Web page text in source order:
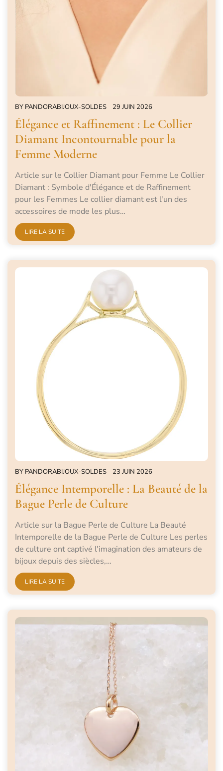
BY PANDORABIJOUX-SOLDES 29 JUIN 2026
Élégance et Raffinement : Le Collier
Diamant Incontournable pour la
Femme Moderne
Article sur le Collier Diamant pour Femme Le Collier
Diamant : Symbole d'Élégance et de Raffinement
pour les Femmes Le collier diamant est l'un des
accessoires de mode les plus…
LIRE LA SUITE
BY PANDORABIJOUX-SOLDES 23 JUIN 2026
Élégance Intemporelle : La Beauté de la
Bague Perle de Culture
Article sur la Bague Perle de Culture La Beauté
Intemporelle de la Bague Perle de Culture Les perles
de culture ont captivé l'imagination des amateurs de
bijoux depuis des siècles,…
LIRE LA SUITE